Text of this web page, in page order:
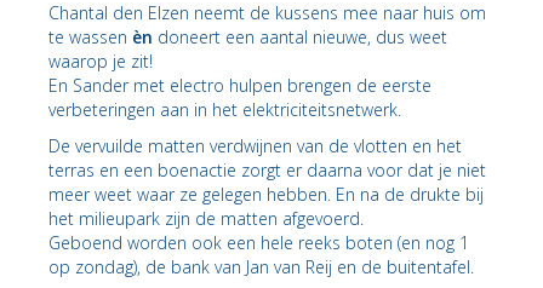
Chantal den Elzen neemt de kussens mee naar huis om
te wassen èn doneert een aantal nieuwe, dus weet
waarop je zit!
En Sander met electro hulpen brengen de eerste
verbeteringen aan in het elektriciteitsnetwerk.
De vervuilde matten verdwijnen van de vlotten en het
terras en een boenactie zorgt er daarna voor dat je niet
meer weet waar ze gelegen hebben. En na de drukte bij
het milieupark zijn de matten afgevoerd.
Geboend worden ook een hele reeks boten (en nog 1
op zondag), de bank van Jan van Reij en de buitentafel.